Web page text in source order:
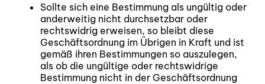
Sollte sich eine Bestimmung als ungültig oder
anderweitig nicht durchsetzbar oder
rechtswidrig erweisen, so bleibt diese
Geschäftsordnung im Übrigen in Kraft und ist
gemäß ihren Bestimmungen so auszulegen,
als ob die ungültige oder rechtswidrige
Bestimmung nicht in der Geschäftsordnung